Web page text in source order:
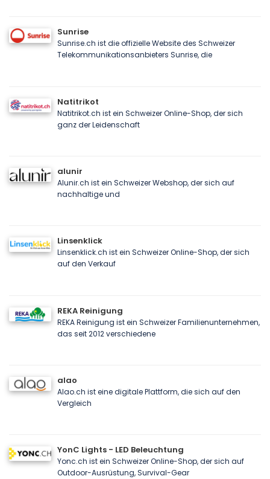
Sunrise
Sunrise.ch ist die offizielle Website des Schweizer
Telekommunikationsanbieters Sunrise, die
Natitrikot
Natitrikot.ch ist ein Schweizer Online-Shop, der sich
ganz der Leidenschaft
alunir
Alunir.ch ist ein Schweizer Webshop, der sich auf
nachhaltige und
Linsenklick
Linsenklick.ch ist ein Schweizer Online-Shop, der sich
auf den Verkauf
REKA Reinigung
REKA Reinigung ist ein Schweizer Familienunternehmen,
das seit 2012 verschiedene
alao
Alao.ch ist eine digitale Plattform, die sich auf den
Vergleich
YonC Lights - LED Beleuchtung
Yonc.ch ist ein Schweizer Online-Shop, der sich auf
Outdoor-Ausrüstung, Survival-Gear